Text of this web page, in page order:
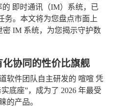
的 即时通讯（IM）系统，已
务。本文将为您盘点市面上
密 IM 系统，为您揭示守护数
协同的性价比旗舰
软件团队自主研发的 喧喧 凭
底座”，成为了 2026 年最受
的产品。